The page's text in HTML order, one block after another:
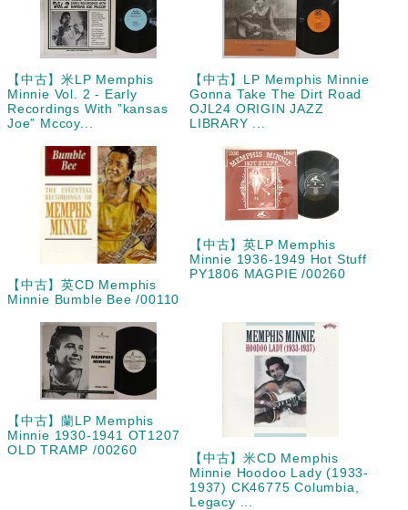
【中古】米LP Memphis
Minnie Vol. 2 - Early
Recordings With ”kansas
Joe” Mccoy...
【中古】LP Memphis Minnie
Gonna Take The Dirt Road
OJL24 ORIGIN JAZZ
LIBRARY ...
【中古】英CD Memphis
Minnie Bumble Bee /00110
【中古】英LP Memphis
Minnie 1936-1949 Hot Stuff
PY1806 MAGPIE /00260
【中古】蘭LP Memphis
Minnie 1930-1941 OT1207
OLD TRAMP /00260
【中古】米CD Memphis
Minnie Hoodoo Lady (1933-
1937) CK46775 Columbia,
Legacy ...